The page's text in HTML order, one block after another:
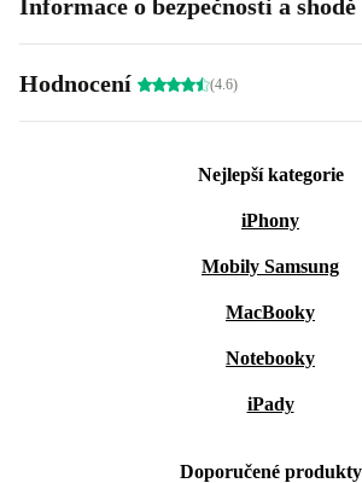
Informace o bezpečnosti a
Hodnocení (4.6)
Nejlepší kategorie
iPhony
Mobily Samsung
MacBooky
Notebooky
iPady
Doporučené produkty